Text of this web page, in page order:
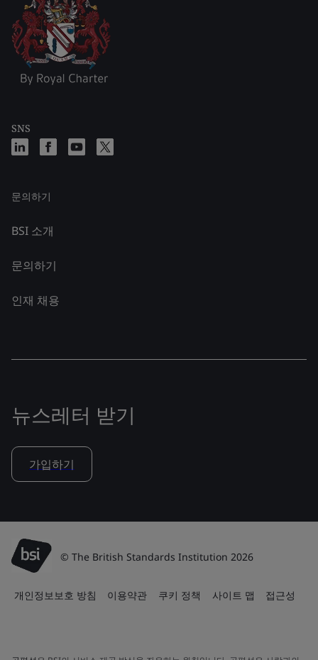
SNS
문의하기
BSI 소개
문의하기
인재 채용
뉴스레터 받기
가입하기
© The British Standards Institution 2026
개인정보보호 방침 이용약관 쿠키 정책 사이트 맵 접근성